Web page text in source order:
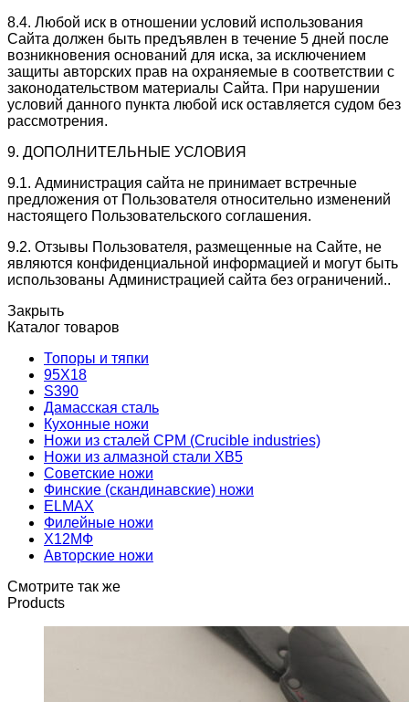
8.4. Любой иск в отношении условий использования
Сайта должен быть предъявлен в течение 5 дней после
возникновения оснований для иска, за исключением
защиты авторских прав на охраняемые в соответствии с
законодательством материалы Сайта. При нарушении
условий данного пункта любой иск оставляется судом без
рассмотрения.
9. ДОПОЛНИТЕЛЬНЫЕ УСЛОВИЯ
9.1. Администрация сайта не принимает встречные
предложения от Пользователя относительно изменений
настоящего Пользовательского соглашения.
9.2. Отзывы Пользователя, размещенные на Сайте, не
являются конфиденциальной информацией и могут быть
использованы Администрацией сайта без ограничений..
Закрыть
Каталог товаров
Топоры и тяпки
95Х18
S390
Дамасская сталь
Кухонные ножи
Ножи из сталей CPM (Crucible industries)
Ножи из алмазной стали ХВ5
Советские ножи
Финские (скандинавские) ножи
ELMAX
Филейные ножи
Х12МФ
Авторские ножи
Смотрите так же
Products